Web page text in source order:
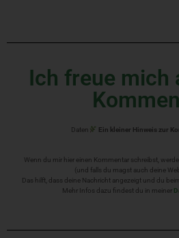
Ich freue mich
Daten Ein kleiner Hinweis zur
Wenn du mir hier einen Kommentar schreibst,
(und falls du magst auch deine
Das hilft, dass deine Nachricht angezeigt und du
Mehr Infos dazu findest du in meiner